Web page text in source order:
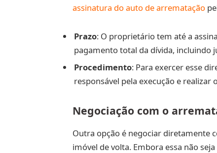
assinatura do auto de arrematação
Prazo: O proprietário tem até a
pagamento total da dívida, incluindo
Procedimento: Para exercer esse
responsável pela execução e
Negociação com o
Outra opção é negociar diretamente
imóvel de volta. Embora essa não